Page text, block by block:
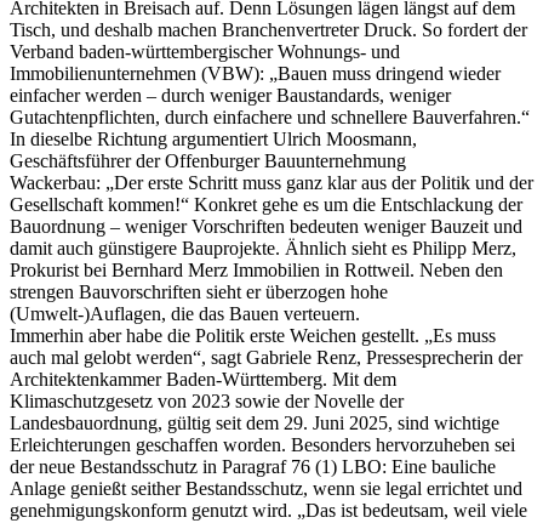
Architekten in Breisach auf. Denn Lösungen lägen längst auf dem
Tisch, und deshalb machen Branchenvertreter Druck. So fordert der
Verband baden-württembergischer Wohnungs- und
Immobilienunternehmen (VBW): „Bauen muss dringend wieder
einfacher werden – durch weniger Baustandards, weniger
Gutachtenpflichten, durch einfachere und schnellere Bauverfahren.“
In dieselbe Richtung argumentiert Ulrich Moosmann,
Geschäftsführer der Offenburger Bauunternehmung
Wackerbau: „Der erste Schritt muss ganz klar aus der Politik und der
Gesellschaft kommen!“ Konkret gehe es um die Entschlackung der
Bauordnung – weniger Vorschriften bedeuten weniger Bauzeit und
damit auch günstigere Bauprojekte. Ähnlich sieht es Philipp Merz,
Prokurist bei Bernhard Merz Immobilien in Rottweil. Neben den
strengen Bauvorschriften sieht er überzogen hohe
(Umwelt-)Auflagen, die das Bauen verteuern.
Immerhin aber habe die Politik erste Weichen gestellt. „Es muss
auch mal gelobt werden“, sagt Gabriele Renz, Pressesprecherin der
Architektenkammer Baden-Württemberg. Mit dem
Klimaschutzgesetz von 2023 sowie der Novelle der
Landesbauordnung, gültig seit dem 29. Juni 2025, sind wichtige
Erleichterungen geschaffen worden. Besonders hervorzuheben sei
der neue Bestandsschutz in Paragraf 76 (1) LBO: Eine bauliche
Anlage genießt seither Bestandsschutz, wenn sie legal errichtet und
genehmigungskonform genutzt wird. „Das ist bedeutsam, weil viele